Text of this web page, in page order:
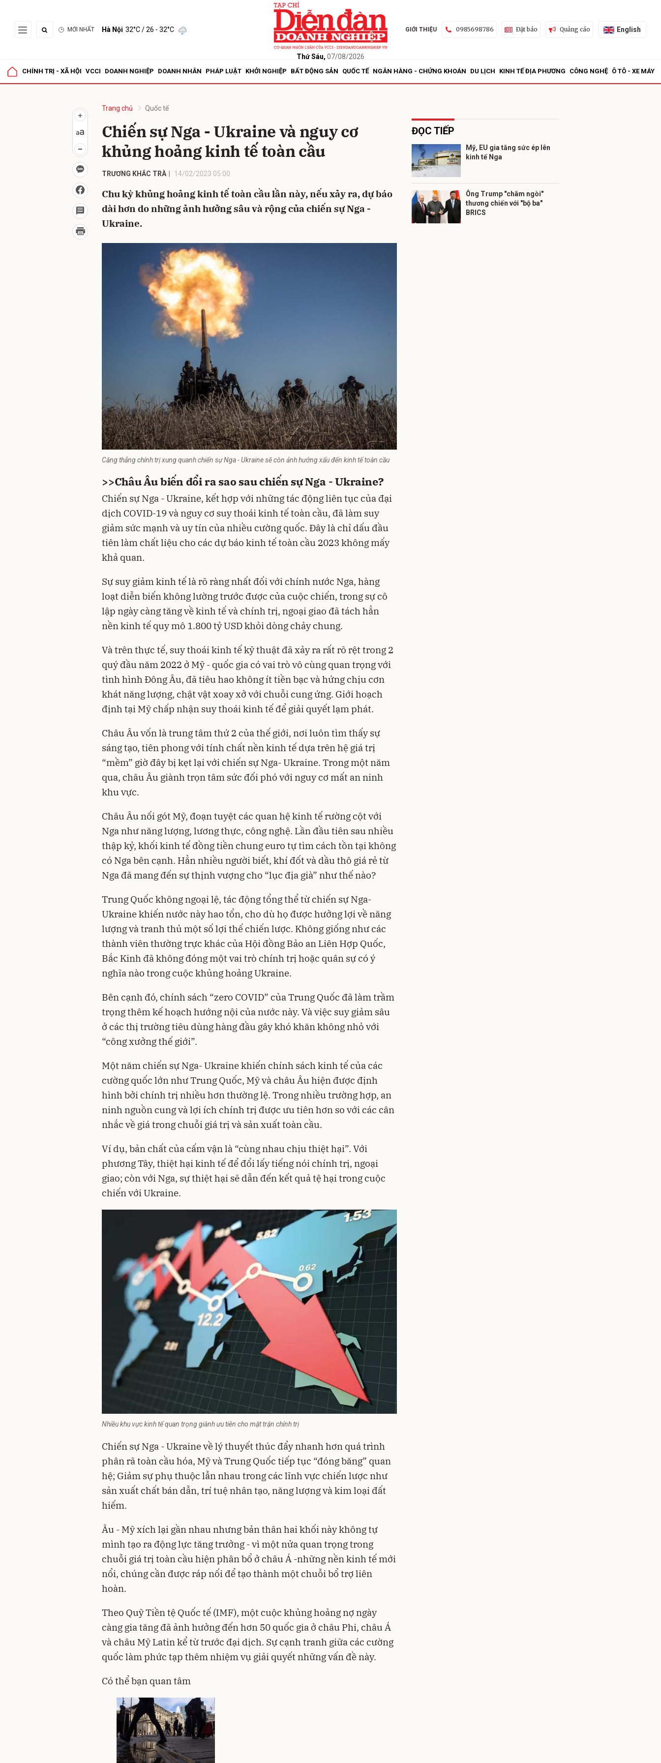
MỚI NHẤT Hà Nội 32°C/ 26 - 32°C
Thứ Sáu, 07/08/2026
GIỚI THIỆU 0985698786 Đặt báo Quảng cáo English
CHÍNH TRỊ - XÃ HỘI VCCI DOANH NGHIỆP DOANH NHÂN PHÁP LUẬT KHỞI NGHIỆP BẤT ĐỘNG SẢN QUỐC TẾ NGÂN HÀNG - CHỨNG KHOÁN DU LỊCH KINH TẾ ĐỊA PHƯƠNG CÔNG NGHỆ Ô TÔ - XE MÁY
Trang chủ Quốc tế
Chiến sự Nga - Ukraine và nguy cơ
khủng hoảng kinh tế toàn cầu
TRƯƠNG KHẮC TRÀ 14/02/2023 05:00
Chu kỳ khủng hoảng kinh tế toàn cầu lần này, nếu xảy ra, dự báo
dài hơn do những ảnh hưởng sâu và rộng của chiến sự Nga -
Ukraine.
Căng thẳng chính trị xung quanh chiến sự Nga - Ukraine sẽ còn ảnh hưởng xấu đến kinh tế toàn cầu
>>Châu Âu biến đổi ra sao sau chiến sự Nga - Ukraine?
Chiến sự Nga - Ukraine, kết hợp với những tác động liên tục của đại
dịch COVID-19 và nguy cơ suy thoái kinh tế toàn cầu, đã làm suy
giảm sức mạnh và uy tín của nhiều cường quốc. Đây là chỉ dấu đầu
tiên làm chất liệu cho các dự báo kinh tế toàn cầu 2023 không mấy
khả quan.
Sự suy giảm kinh tế là rõ ràng nhất đối với chính nước Nga, hàng
loạt diễn biến không lường trước được của cuộc chiến, trong sự cô
lập ngày càng tăng về kinh tế và chính trị, ngoại giao đã tách hẳn
nền kinh tế quy mô 1.800 tỷ USD khỏi dòng chảy chung.
Và trên thực tế, suy thoái kinh tế kỹ thuật đã xảy ra rất rõ rệt trong 2
quý đầu năm 2022 ở Mỹ- quốc gia có vai trò vô cùng quan trọng với
tình hình Đông Âu, đã tiêu hao không ít tiền bạc và hứng chịu cơn
khát năng lượng, chật vật xoay xở với chuỗi cung ứng. Giới hoạch
định tại Mỹ chấp nhận suy thoái kinh tế để giải quyết lạm phát.
Châu Âu vốn là trung tâm thứ 2 của thế giới, nơi luôn tìm thấy sự
sáng tạo, tiên phong với tính chất nền kinh tế dựa trên hệ giá trị
“mềm” giờ đây bị kẹt lại với chiến sự Nga- Ukraine. Trong một năm
qua, châu Âu giành trọn tâm sức đối phó với nguy cơ mất an ninh
khu vực.
Châu Âu nối gót Mỹ, đoạn tuyệt các quan hệ kinh tế rường cột với
Nga như năng lượng, lương thực, công nghệ. Lần đầu tiên sau nhiều
thập kỷ, khối kinh tế đồng tiền chung euro tự tìm cách tồn tại không
có Nga bên cạnh. Hẳn nhiều người biết, khí đốt và dầu thô giá rẻ từ
Nga đã mang đến sự thịnh vượng cho “lục địa già” như thế nào?
Trung Quốc không ngoại lệ, tác động tổng thể từ chiến sự Nga-
Ukraine khiến nước này hao tổn, cho dù họ được hưởng lợi về năng
lượng và tranh thủ một số lợi thế chiến lược. Không giống như các
thành viên thường trực khác của Hội đồng Bảo an Liên Hợp Quốc,
Bắc Kinh đã không đóng một vai trò chính trị hoặc quân sự có ý
nghĩa nào trong cuộc khủng hoảng Ukraine.
Bên cạnh đó, chính sách “zero COVID” của Trung Quốc đã làm trầm
trọng thêm kế hoạch hướng nội của nước này. Và việc suy giảm sâu
ở các thị trường tiêu dùng hàng đầu gây khó khăn không nhỏ với
“công xưởng thế giới”.
Một năm chiến sự Nga- Ukraine khiến chính sách kinh tế của các
cường quốc lớn như Trung Quốc, Mỹ và châu Âu hiện được định
hình bởi chính trị nhiều hơn thường lệ. Trong nhiều trường hợp, an
ninh nguồn cung và lợi ích chính trị được ưu tiên hơn so với các cân
nhắc về giá trong chuỗi giá trị và sản xuất toàn cầu.
Ví dụ, bản chất của cấm vận là “cùng nhau chịu thiệt hại”. Với
phương Tây, thiệt hại kinh tế để đổi lấy tiếng nói chính trị, ngoại
giao; còn với Nga, sự thiệt hại sẽ dẫn đến kết quả tệ hại trong cuộc
chiến với Ukraine.
Nhiều khu vực kinh tế quan trọng giành ưu tiên cho mặt trận chính trị
Chiến sự Nga - Ukraine về lý thuyết thúc đẩy nhanh hơn quá trình
phân rã toàn cầu hóa, Mỹ và Trung Quốc tiếp tục “đóng băng” quan
hệ; Giảm sự phụ thuộc lẫn nhau trong các lĩnh vực chiến lược như
sản xuất chất bán dẫn, trí tuệ nhân tạo, năng lượng và kim loại đất
hiếm.
Âu - Mỹ xích lại gần nhau nhưng bản thân hai khối này không tự
mình tạo ra động lực tăng trưởng - vì một nửa quan trọng trong
chuỗi giá trị toàn cầu hiện phân bổ ở châu Á -những nền kinh tế mới
nổi, chúng cần được ráp nối để tạo thành một chuỗi bổ trợ liên
hoàn.
Theo Quỹ Tiền tệ Quốc tế (IMF), một cuộc khủng hoảng nợ ngày
càng gia tăng đã ảnh hưởng đến hơn 50 quốc gia ở châu Phi, châu Á
và châu Mỹ Latin kể từ trước đại dịch. Sự cạnh tranh giữa các cường
quốc làm phức tạp thêm nhiệm vụ giải quyết những vấn đề này.
Có thể bạn quan tâm
ĐỌC TIẾP
Mỹ, EU gia tăng sức ép lên
kinh tế Nga
Ông Trump "châm ngòi"
thương chiến với "bộ ba"
BRICS
Gửi